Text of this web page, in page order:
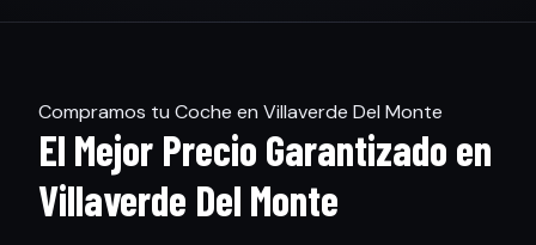
Compramos tu Coche en Villaverde Del Monte
El Mejor Precio Garantizado en
Villaverde Del Monte